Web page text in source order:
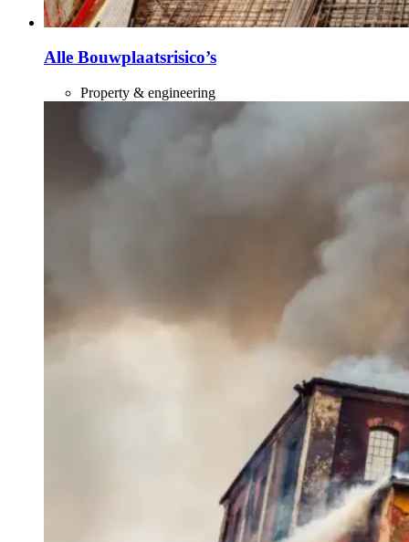
Alle Bouwplaatsrisico’s
Property & engineering